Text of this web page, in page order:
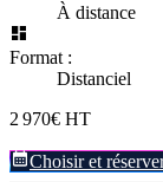
À distance
Format :
Distanciel
2 970€ HT
Choisir et